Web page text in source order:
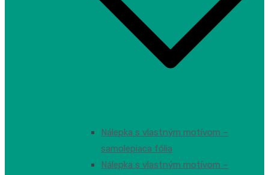
Nálepka s vlastným motívom –
samolepiaca fólia
Nálepka s vlastným motívom –